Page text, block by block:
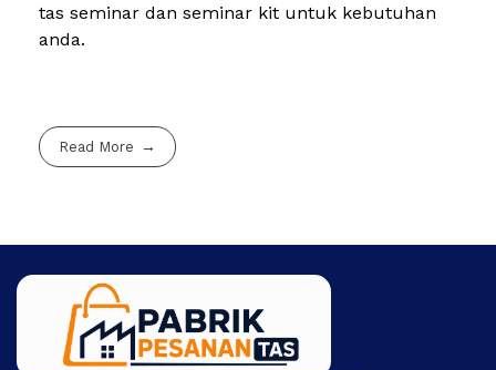
tas seminar dan seminar kit untuk kebutuhan
anda.
Read More